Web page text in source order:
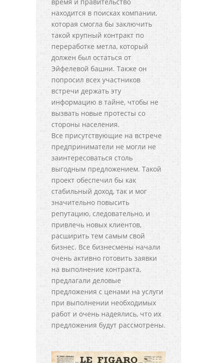
находится в поисках компании,
которая смогла бы заключить
такой крупный контракт по
переработке метла, который
должен был остаться от
Эйфелевой башни. Также он
попросил всех участников
встречи держать эту
информацию в тайне, чтобы не
вызвать новые протесты со
стороны населения.
Все присутствующие на встрече
предприниматели не могли не
заинтересоваться столь
выгодным предложением. Такой
проект обеспечил бы как
стабильный доход, так и мог
значительно повысить
репутацию, следовательно, и
привлечь новых клиентов,
расширить тем самым свой
бизнес. Все бизнесмены начали
очень активно готовить заявки
на выполнение контракта,
предлагали деловые
предложения с ценами на услуги
при выполнении необходимых
работ и очень надеялись, что их
предложения будут рассмотрены.